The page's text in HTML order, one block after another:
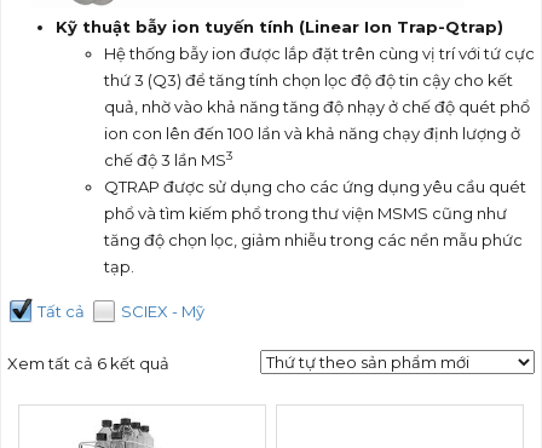
Kỹ thuật bẫy ion tuyến tính (Linear Ion Trap-Qtrap)
Hệ thống bẫy ion được lắp đặt trên cùng vị trí với tứ cực
thứ 3 (Q3) để tăng tính chọn lọc độ độ tin cậy cho kết
quả, nhờ vào khả năng tăng độ nhạy ở chế độ quét phổ
ion con lên đến 100 lần và khả năng chạy định lượng ở
chế độ 3 lần MS3
QTRAP được sử dụng cho các ứng dụng yêu cầu quét
phổ và tìm kiếm phổ trong thư viện MSMS cũng như
tăng độ chọn lọc, giảm nhiễu trong các nền mẫu phức
tạp.
Tất cả SCIEX - Mỹ
Xem tất cả 6 kết quả